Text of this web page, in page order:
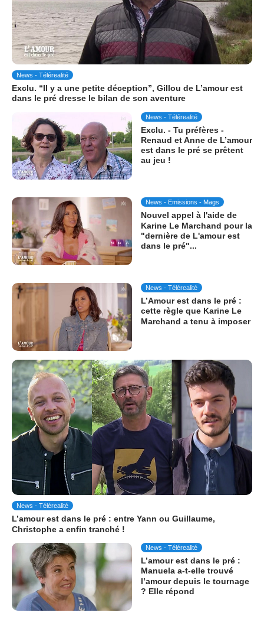
News - Télérealité
Exclu. “Il y a une petite déception”, Gillou de L’amour est
dans le pré dresse le bilan de son aventure
News - Télérealité
Exclu. - Tu préfères -
Renaud et Anne de L’amour
est dans le pré se prêtent
au jeu !
News - Emissions - Mags
Nouvel appel à l'aide de
Karine Le Marchand pour la
"dernière de L'amour est
dans le pré"...
News - Télérealité
L’Amour est dans le pré :
cette règle que Karine Le
Marchand a tenu à imposer
News - Télérealité
L’amour est dans le pré : entre Yann ou Guillaume,
Christophe a enfin tranché !
News - Télérealité
L’amour est dans le pré :
Manuela a-t-elle trouvé
l’amour depuis le tournage
? Elle répond